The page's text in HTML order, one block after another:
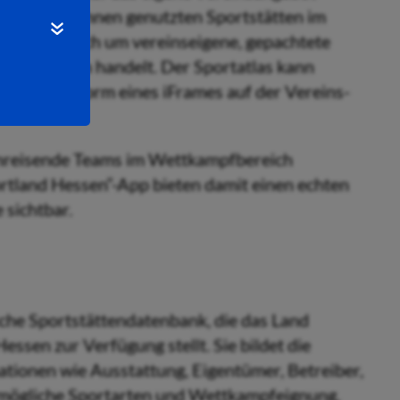
den von ihnen genutzten Sportstätten im
ob es sich um vereinseigene, gepachtete
handelt. Der Sportatlas kann
in Form eines iFrames auf der Vereins-
Teams im Wettkampfbereich
Hessen“-App bieten damit einen echten
Sportstättendatenbank, die das Land
zur Verfügung stellt. Sie bildet die
wie Ausstattung, Eigentümer, Betreiber,
Sportarten und Wettkampfeignung,